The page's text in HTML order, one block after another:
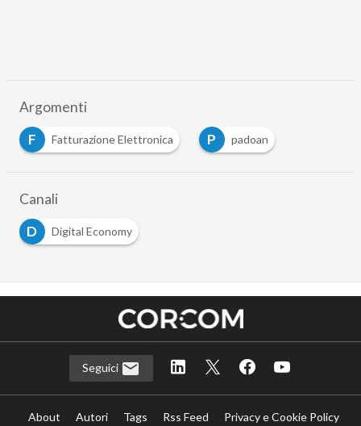
Argomenti
F
Fatturazione Elettronica P padoan
Canali
D
Digital Economy
Seguici
About Autori Tags Rss Feed
Privacy e Cookie Policy